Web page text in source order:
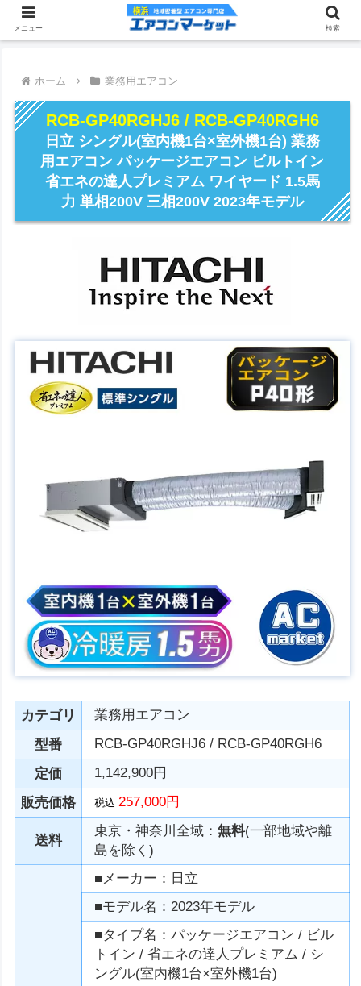
ホーム 業務用エアコン
RCB-GP40RGHJ6 / RCB-GP40RGH6
日立 シングル(室内機1台×室外機1台) 業務
用エアコン パッケージエアコン ビルトイン
省エネの達人プレミアム ワイヤード 1.5馬
力 単相200V 三相200V 2023年モデル
カテゴリ
業務用エアコン
型番
RCB-GP40RGHJ6 / RCB-GP40RGH6
定価
1,142,900円
販売価格
税込257,000円
送料
東京・神奈川全域：無料(一部地域や離
島を除く)
■メーカー：日立
■モデル名：2023年モデル
■タイプ名：パッケージエアコン / ビル
トイン / 省エネの達人プレミアム / シ
ングル(室内機1台×室外機1台)
メニュー 検索